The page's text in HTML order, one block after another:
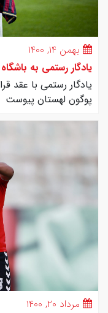
بهمن ۱۴, ۱۴۰۰
یادگار رستمی به
پوگون لهستان پیوست
مرداد ۲۰, ۱۴۰۰